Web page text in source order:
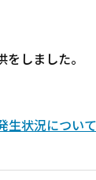
しました。
状況につい